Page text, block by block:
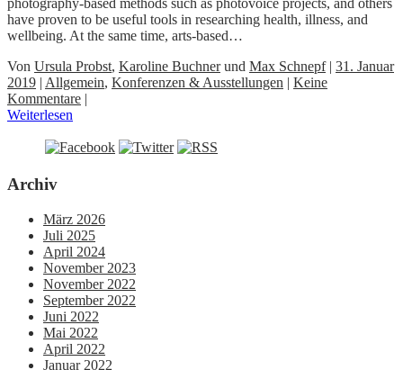
photography-based methods such as photovoice projects, and others
have proven to be useful tools in researching health, illness, and
wellbeing. At the same time, arts-based…
Von Ursula Probst, Karoline Buchnerund Max Schnepf| 31. Januar
2019 | Allgemein, Konferenzen & Ausstellungen | Keine
Kommentare |
Weiterlesen
Archiv
März 2026
Juli 2025
April 2024
November 2023
November 2022
September 2022
Juni 2022
Mai 2022
April 2022
Januar 2022